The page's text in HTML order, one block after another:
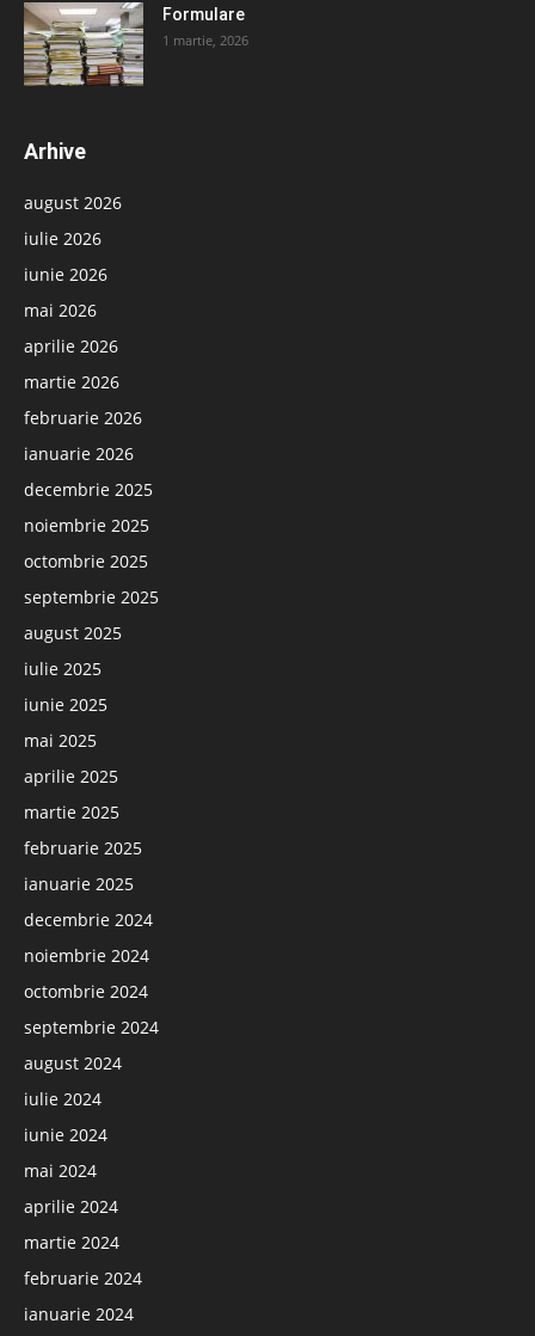
Formulare
1 martie, 2026
Arhive
august 2026
iulie 2026
iunie 2026
mai 2026
aprilie 2026
martie 2026
februarie 2026
ianuarie 2026
decembrie 2025
noiembrie 2025
octombrie 2025
septembrie 2025
august 2025
iulie 2025
iunie 2025
mai 2025
aprilie 2025
martie 2025
februarie 2025
ianuarie 2025
decembrie 2024
noiembrie 2024
octombrie 2024
septembrie 2024
august 2024
iulie 2024
iunie 2024
mai 2024
aprilie 2024
martie 2024
februarie 2024
ianuarie 2024